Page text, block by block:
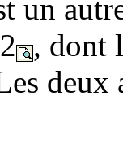
un
, dont